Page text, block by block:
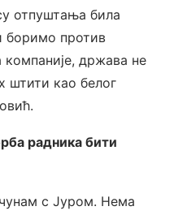
отпуштања била
боримо против
држава не
штити као белог
радника бити
с Јуром. Нема